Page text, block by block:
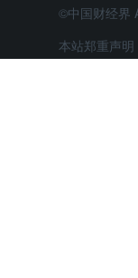
©中国财经界
本站郑重声